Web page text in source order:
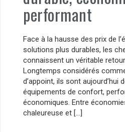
performant
Face à la hausse des prix de
solutions plus durables, les
connaissent un véritable
Longtemps considérés
d’appoint, ils sont aujourd’hui
équipements de confort,
économiques. Entre
chaleureuse et […]